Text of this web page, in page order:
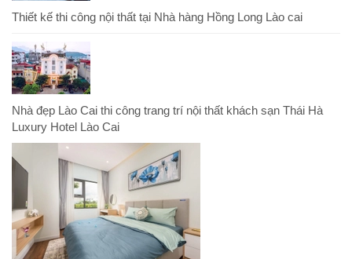
Thiết kế thi công nội thất tại Nhà hàng Hồng Long Lào cai
Nhà đẹp Lào Cai thi công trang trí nội thất khách sạn Thái Hà
Luxury Hotel Lào Cai